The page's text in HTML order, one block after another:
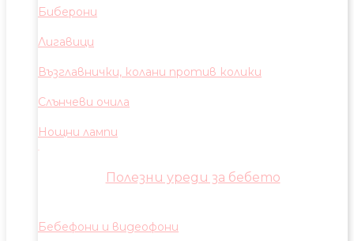
Биберони
Лигавици
Възглавнички, колани против колики
Слънчеви очила
Нощни лампи
Полезни уреди за бебето
Бебефони и видеофони